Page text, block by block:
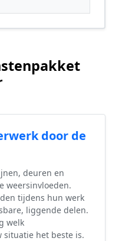
door de
deuren en
weersinvloeden.
tijdens hun werk
liggende delen.
welk
situatie het beste is.